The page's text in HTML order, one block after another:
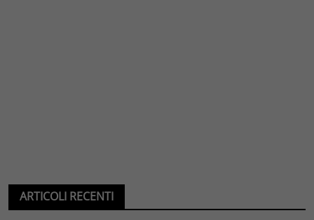
ARTICOLI RECENTI